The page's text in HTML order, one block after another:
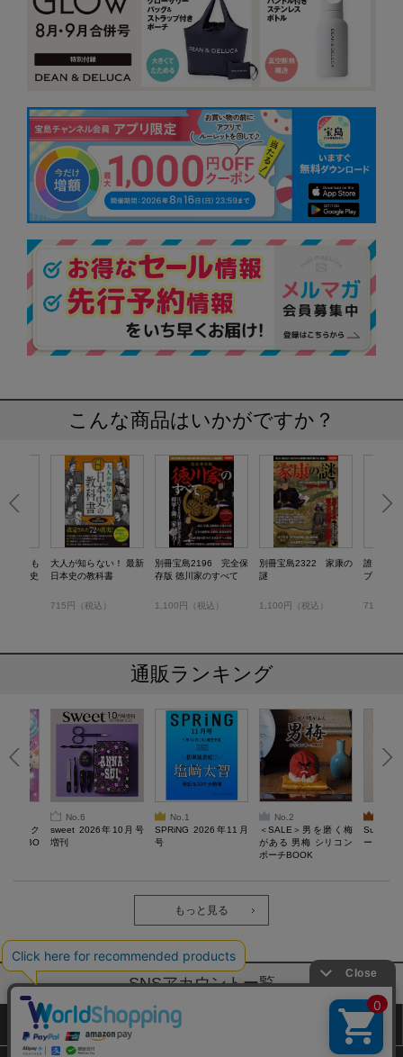
こんな商品はいかがですか？
識はも
る日本史
大人が知らない！ 最新
日本史の教科書
715円（税込）
別冊宝島2196 完全保
存版 徳川家のすべて
1,100円（税込）
別冊宝島2322 家康の
謎
1,100円（税込）
誰も書か
ブーの日
715円（
通販ランキング
るスク
ぷにBO
No.6
sweet 2026年10月号
増刊
No.1
SPRiNG 2026年11月
号
No.2
＜SALE＞男を磨く梅
がある 男梅 シリコン
ポーチBOOK
ーツチャ
もっと見る
SNSアカウントー覧
サイトマップ